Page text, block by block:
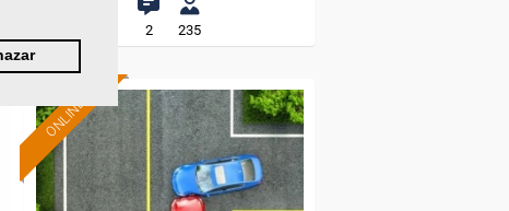
2 235
ONLINE
Formación 100%
subvencionada.